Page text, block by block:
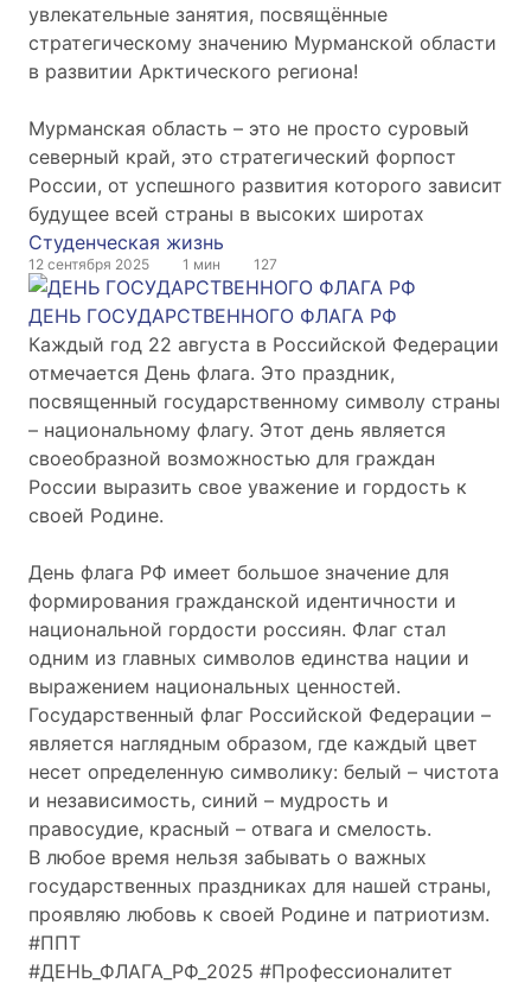
увлекательные занятия, посвящённые
стратегическому значению Мурманской области
в развитии Арктического региона!
Мурманская область – это не просто суровый
северный край, это стратегический форпост
России, от успешного развития которого зависит
будущее всей страны в высоких широтах
Студенческая жизнь
12 сентября 2025 1 мин 127
ДЕНЬ ГОСУДАРСТВЕННОГО ФЛАГА РФ
Каждый год 22 августа в Российской Федерации
отмечается День флага. Это праздник,
посвященный государственному символу страны
– национальному флагу. Этот день является
своеобразной возможностью для граждан
России выразить свое уважение и гордость к
своей Родине.
День флага РФ имеет большое значение для
формирования гражданской идентичности и
национальной гордости россиян. Флаг стал
одним из главных символов единства нации и
выражением национальных ценностей.
Государственный флаг Российской Федерации –
является наглядным образом, где каждый цвет
несет определенную символику: белый – чистота
и независимость, синий – мудрость и
правосудие, красный – отвага и смелость.
В любое время нельзя забывать о важных
государственных праздниках для нашей страны,
проявляю любовь к своей Родине и патриотизм.
#ППТ
#ДЕНЬ_ФЛАГА_РФ_2025 #Профессионалитет